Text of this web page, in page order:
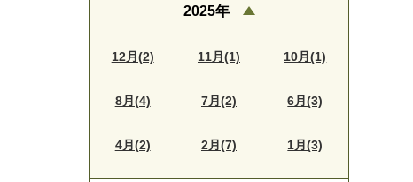
2025年
12月(2) 11月(1) 10月(1)
8月(4) 7月(2) 6月(3)
4月(2) 2月(7) 1月(3)